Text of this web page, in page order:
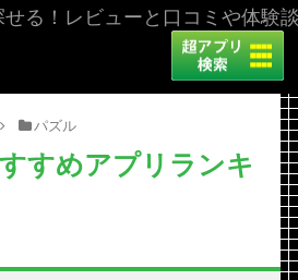
る！レビューと口コミや体験
パズル
すめアプリランキ